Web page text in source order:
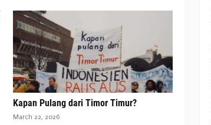
Kapan Pulang dari Timor Timur?
March 22, 2026